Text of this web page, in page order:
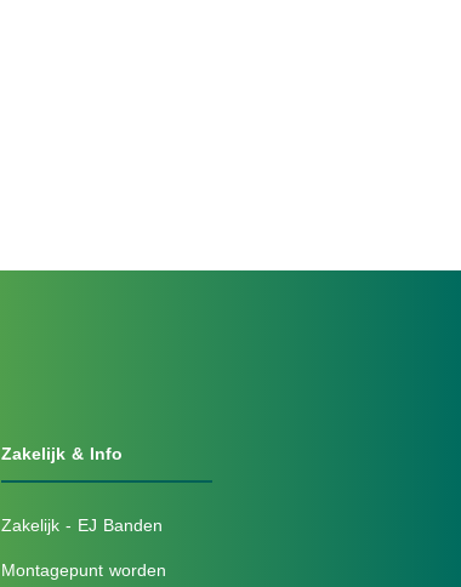
Zakelijk & Info
Zakelijk - EJ Banden
Montagepunt worden